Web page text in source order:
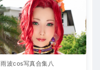
雨波cos写真合集八